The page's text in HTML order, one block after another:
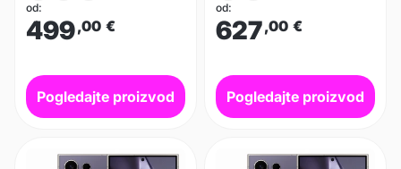
od:
499,00 €
Pogledajte proizvod
od:
627,00 €
Pogledajte proizvod